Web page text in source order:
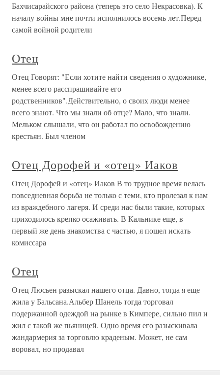
Бахчисарайского района (теперь это село Некрасовка). К
началу войны мне почти исполнилось восемь лет.Перед
самой войной родители
Отец
Отец Говорят: "Если хотите найти сведения о художнике,
менее всего расспрашивайте его
родственников".Действительно, о своих люди менее
всего знают. Что мы знали об отце? Мало, что знали.
Мельком слышали, что он работал по освобождению
крестьян. Был членом
Отец Дорофей и «отец» Иаков
Отец Дорофей и «отец» Иаков В то трудное время велась
повседневная борьба не только с теми, кто пролезал к нам
из враждебного лагеря. И среди нас были такие, которых
приходилось крепко осаживать. В Кальнике еще, в
первый же день знакомства с частью, я пошел искать
комиссара
Отец
Отец Люсьен разыскал нашего отца. Давно, тогда я еще
жила у Бальсана.Альбер Шанель тогда торговал
подержанной одеждой на рынке в Кимпере, сильно пил и
жил с такой же пьяницей. Одно время его разыскивала
жандармерия за торговлю краденым. Может, не сам
воровал, но продавал